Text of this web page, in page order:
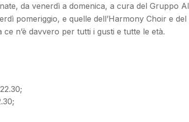
da venerdì a domenica, a cura del Gruppo
pomeriggio, e quelle dell’Harmony Choir e
n’è davvero per tutti i gusti e tutte le età.